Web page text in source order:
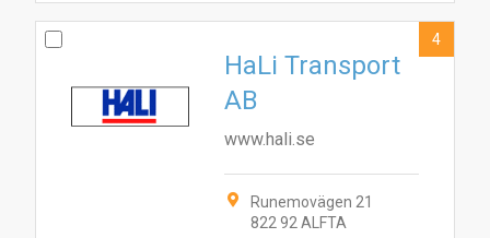
HaLi Transport
AB
www.hali.se
Runemovägen 21
822 92 ALFTA
4